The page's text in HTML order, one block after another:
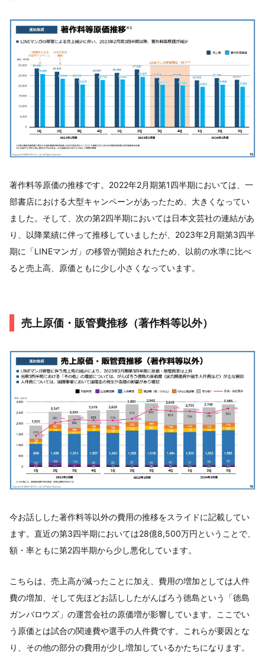
著作料等原価の推移です。2022年2月期第1四半期においては、一
部書店における大型キャンペーンがあったため、大きくなってい
ました。そして、次の第2四半期においては日本文芸社の連結があ
り、以降業績に伴って推移していましたが、2023年2月期第3四半
期に「LINEマンガ」の移管が開始されたため、以前の水準に比べ
ると売上高、原価ともに少し小さくなっています。
売上原価・販管費推移（著作料等以外）
今お話しした著作料等以外の費用の推移をスライドに記載してい
ます。直近の第3四半期においては28億8,500万円ということで、
額・率ともに第2四半期から少し悪化しています。
こちらは、売上高が減ったことに加え、費用の増加としては人件
費の増加、そして先ほどお話ししたがんばろう徳島という「徳島
ガンバロウズ」の運営会社の原価増が影響しています。ここでい
う原価とは試合の関連費や選手の人件費です。これらが要因とな
り、その他の部分の費用が少し増加しているかたちになります。